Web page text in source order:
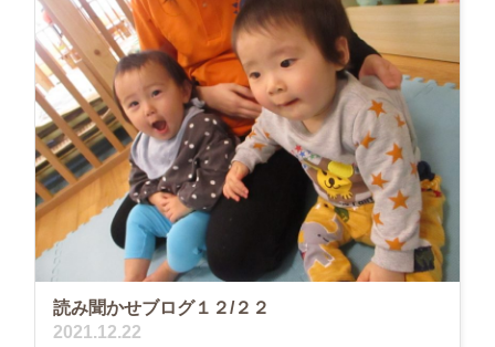
読み聞かせブログ１２/２２
2021.12.22